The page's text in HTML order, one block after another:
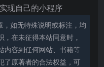
现自己的小程序
，如无特殊说明或标注，均
在未征得本站同意时，
内容到任何网站、书籍等
了原著者的合法权益，可